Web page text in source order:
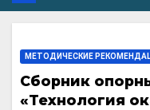
МЕТОДИЧЕСКИЕ
Сборник
«Технология